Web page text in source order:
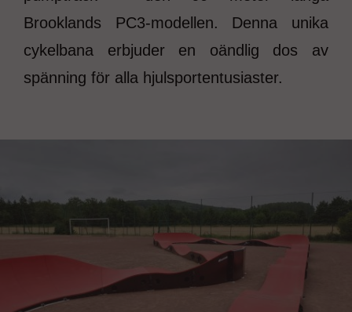
Brooklands PC3-modellen. Denna unika
cykelbana erbjuder en oändlig dos av
spänning för alla hjulsportentusiaster.